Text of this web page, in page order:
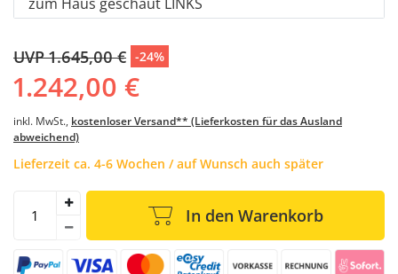
UVP 1.645,00 € -24%
1.242,00 €
inkl. MwSt., kostenloser Versand** (Lieferkosten für das Ausland
abweichend)
Lieferzeit ca. 4-6 Wochen / auf Wunsch auch später
In den Warenkorb